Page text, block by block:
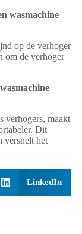
wasmachine
op de verhoger
om de verhoger
verhogers, maakt
Dit
versnelt het
LinkedIn